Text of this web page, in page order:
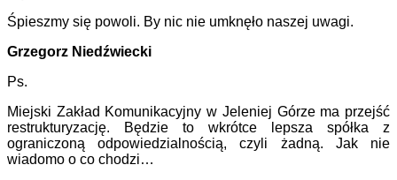
Śpieszmy się powoli. By nic nie umknęło naszej uwagi.
Grzegorz Niedźwiecki
Ps.
Miejski Zakład Komunikacyjny w Jeleniej Górze ma przejść
restrukturyzację. Będzie to wkrótce lepsza spółka z
ograniczoną odpowiedzialnością, czyli żadną. Jak nie
wiadomo o co chodzi…